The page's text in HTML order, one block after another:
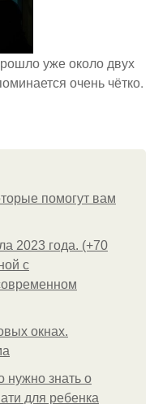
уже около двух
очень чётко.
помогут вам
2023 года. (+70
с
окнах.
нужно знать о
для ребенка